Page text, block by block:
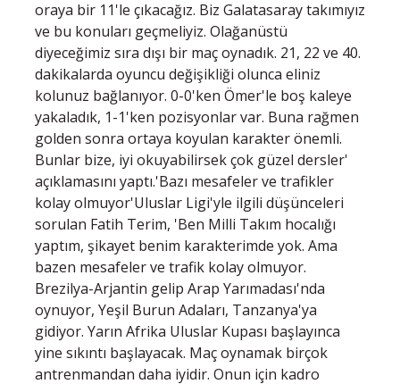
oraya bir 11'le çıkacağız. Biz Galatasaray takımıyız
ve bu konuları geçmeliyiz. Olağanüstü
diyeceğimiz sıra dışı bir maç oynadık. 21, 22 ve 40.
dakikalarda oyuncu değişikliği olunca eliniz
kolunuz bağlanıyor. 0-0'ken Ömer'le boş kaleye
yakaladık, 1-1'ken pozisyonlar var. Buna rağmen
golden sonra ortaya koyulan karakter önemli.
Bunlar bize, iyi okuyabilirsek çok güzel dersler'
açıklamasını yaptı.'Bazı mesafeler ve trafikler
kolay olmuyor'Uluslar Ligi'yle ilgili düşünceleri
sorulan Fatih Terim, 'Ben Milli Takım hocalığı
yaptım, şikayet benim karakterimde yok. Ama
bazen mesafeler ve trafik kolay olmuyor.
Brezilya-Arjantin gelip Arap Yarımadası'nda
oynuyor, Yeşil Burun Adaları, Tanzanya'ya
gidiyor. Yarın Afrika Uluslar Kupası başlayınca
yine sıkıntı başlayacak. Maç oynamak birçok
antrenmandan daha iyidir. Onun için kadro